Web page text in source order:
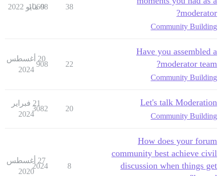
moderator?
Community Building
38
10608
9 مايو 2022
Have you assembled a
moderator team?
Community Building
22
908
20 أغسطس
2024
Let's talk Moderation
Community Building
20
3082
21 فبراير
2024
How does your forum
community best achieve civil
discussion when things get
8
2024
27 أغسطس
2020